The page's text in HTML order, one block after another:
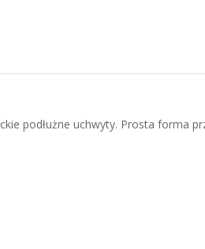
podłużne uchwyty. Prosta forma